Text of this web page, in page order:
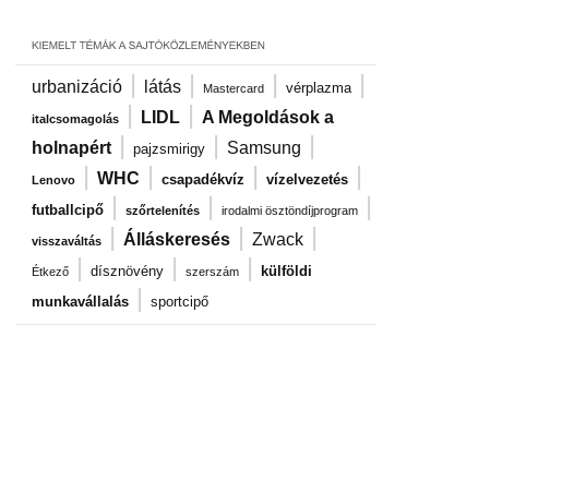
urbanizáció | látás | Mastercard | vérplazma |
italcsomagolás | LIDL | A Megoldások a
holnapért | pajzsmirigy | Samsung |
Lenovo | WHC | csapadékvíz | vízelvezetés |
futballcipő | szőrtelenítés | irodalmi ösztöndíjprogram |
visszaváltás | Álláskeresés | Zwack |
Étkező | dísznövény | szerszám |
külföldi
munkavállalás | sportcipő